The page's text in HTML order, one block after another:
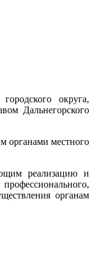
округа,
Дальнегорского
органами местного
реализацию и
органам